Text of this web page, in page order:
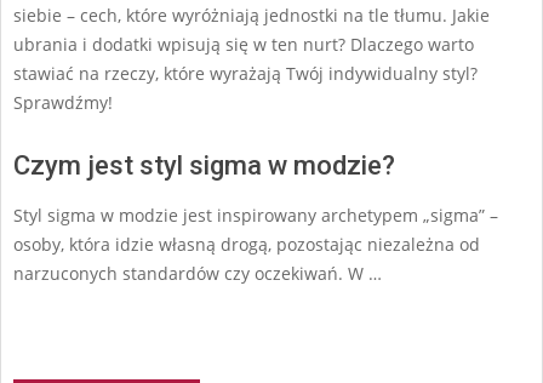
siebie – cech, które wyróżniają jednostki na tle tłumu. Jakie
ubrania i dodatki wpisują się w ten nurt? Dlaczego warto
stawiać na rzeczy, które wyrażają Twój indywidualny styl?
Sprawdźmy!
Czym jest styl sigma w modzie?
Styl sigma w modzie jest inspirowany archetypem „sigma” –
osoby, która idzie własną drogą, pozostając niezależna od
narzuconych standardów czy oczekiwań. W …